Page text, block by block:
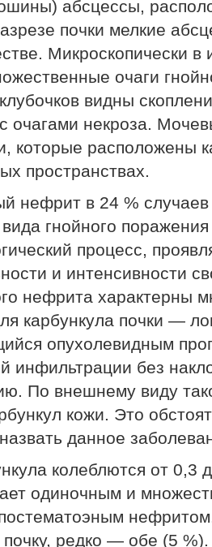
абсцессы,
почки мелкие
Микроскопически в
очаги
видны
очагами некроза.
которые расположены
пространствах.
нефрит в 24 % случаев
гнойного
процесс,
и интенсивности
нефрита характерны
карбункула почки —
опухолевидным
инфильтрации без
По внешнему виду
кожи. Это
данное
колеблются от 0,3
одиночным и
редко — обе (5